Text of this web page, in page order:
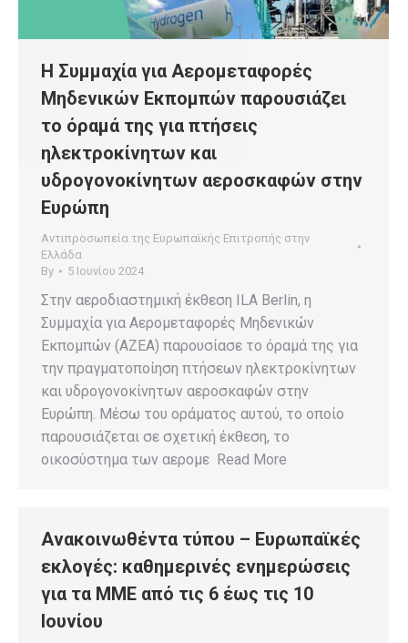
Η Συμμαχία για Aερομεταφορές
Mηδενικών Eκπομπών παρουσιάζει
το όραμά της για πτήσεις
ηλεκτροκίνητων και
υδρογονοκίνητων αεροσκαφών στην
Ευρώπη
Αντιπροσωπεία της Ευρωπαϊκής Επιτροπής στην
Ελλάδα
By
5 Ιουνίου 2024
Στην αεροδιαστημική έκθεση ILA Berlin, η
Συμμαχία για Aερομεταφορές Mηδενικών
Eκπομπών (AZEA) παρουσίασε το όραμά της για
την πραγματοποίηση πτήσεων ηλεκτροκίνητων
και υδρογονοκίνητων αεροσκαφών στην
Ευρώπη. Μέσω του οράματος αυτού, το οποίο
παρουσιάζεται σε σχετική έκθεση, το
οικοσύστημα των αερομε Read More
Ανακοινωθέντα τύπου – Ευρωπαϊκές
εκλογές: καθημερινές ενημερώσεις
για τα ΜΜΕ από τις 6 έως τις 10
Ιουνίου